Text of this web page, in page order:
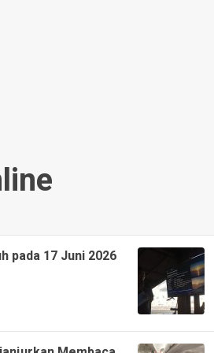
pada 17 Juni 2026